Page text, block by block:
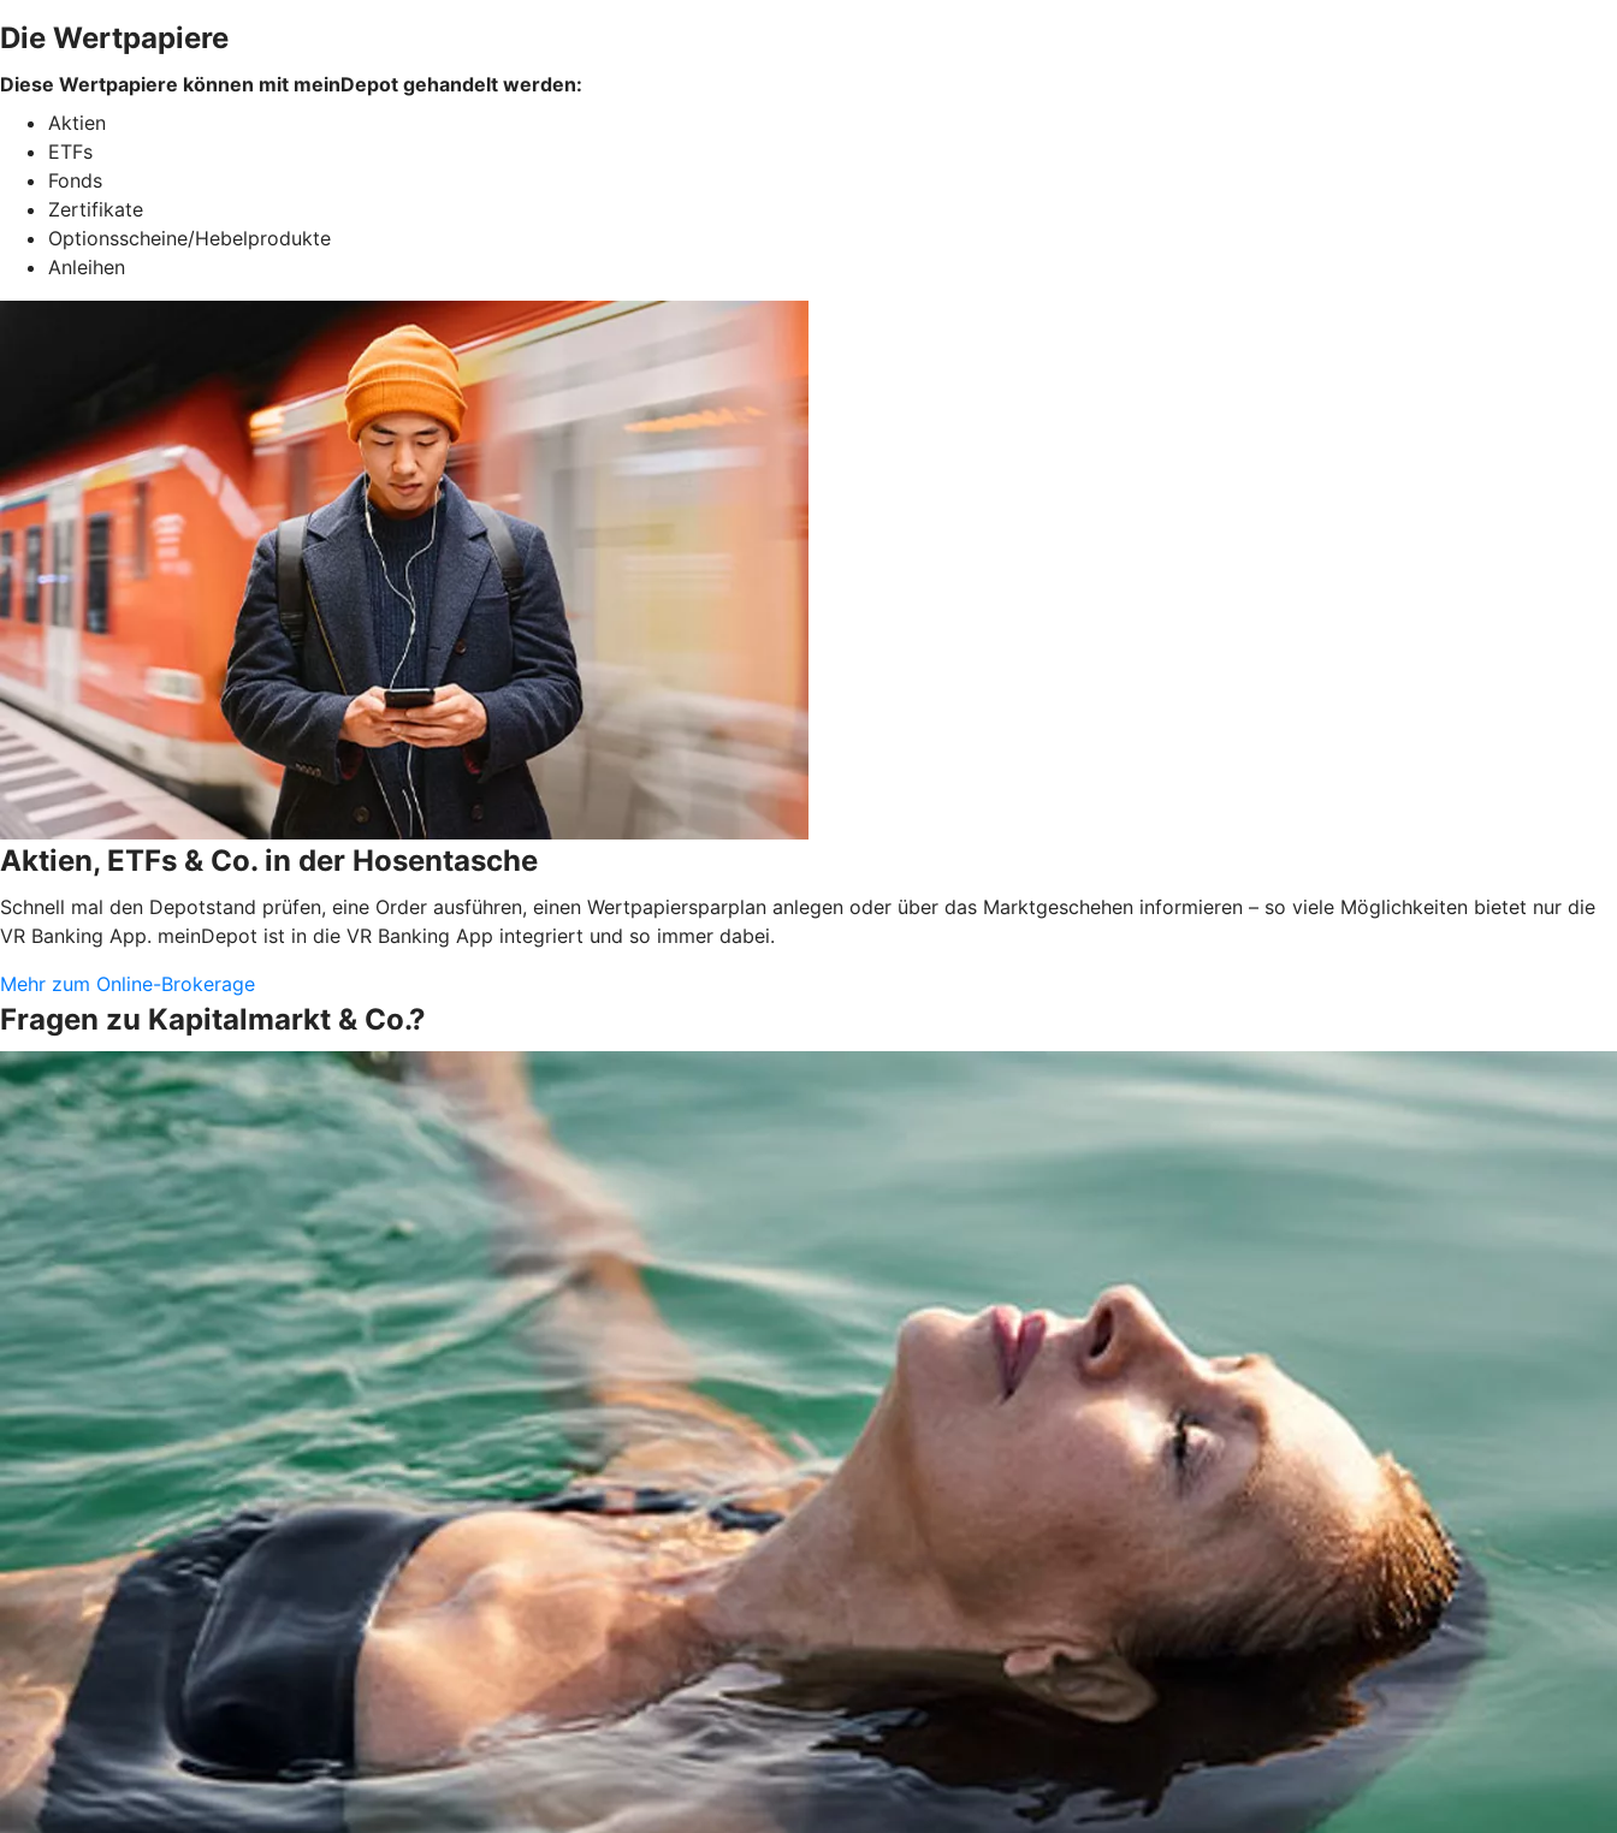
Die Wertpapiere
Diese Wertpapiere können mit meinDepot gehandelt werden:
Aktien
ETFs
Fonds
Zertifikate
Optionsscheine/Hebelprodukte
Anleihen
Aktien, ETFs & Co. in der Hosentasche
Schnell mal den Depotstand prüfen, eine Order ausführen, einen Wertpapiersparplan anlegen oder über das Marktgeschehen informieren – so viele Möglichkeiten bietet nur die
VR Banking App. meinDepot ist in die VR Banking App integriert und so immer dabei.
Mehr zum Online-Brokerage
Fragen zu Kapitalmarkt & Co.?